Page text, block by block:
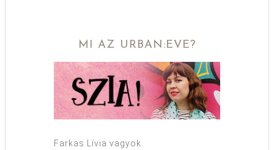
MI AZ URBAN:EVE?
Farkas Lívia vagyok.